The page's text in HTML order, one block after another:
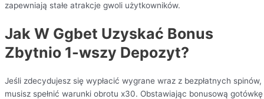
zapewniają stałe atrakcje gwoli użytkowników.
Jak W Ggbet Uzyskać Bonus
Zbytnio 1-wszy Depozyt?
Jeśli zdecydujesz się wypłacić wygrane wraz z bezpłatnych spinów,
musisz spełnić warunki obrotu x30. Obstawiając bonusową gotówkę